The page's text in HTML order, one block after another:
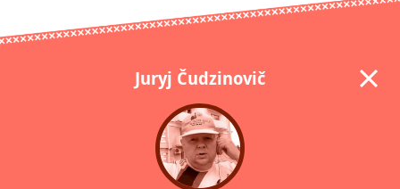
Juryj Čudzinovič